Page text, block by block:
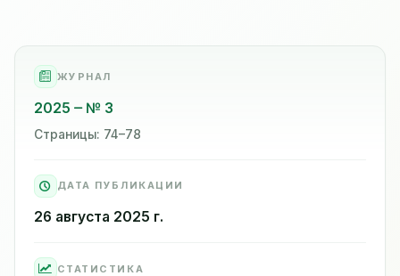
ЖУРНАЛ
2025 № 3
Страницы: 74–78
ДАТА ПУБЛИКАЦИИ
26 августа 2025 г.
СТАТИСТИКА